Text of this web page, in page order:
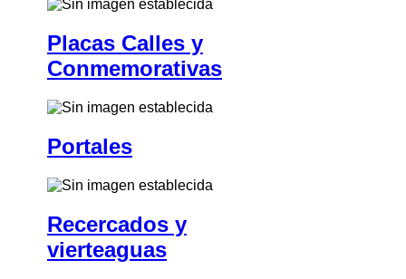
Placas Calles y
Conmemorativas
Portales
Recercados y
vierteaguas